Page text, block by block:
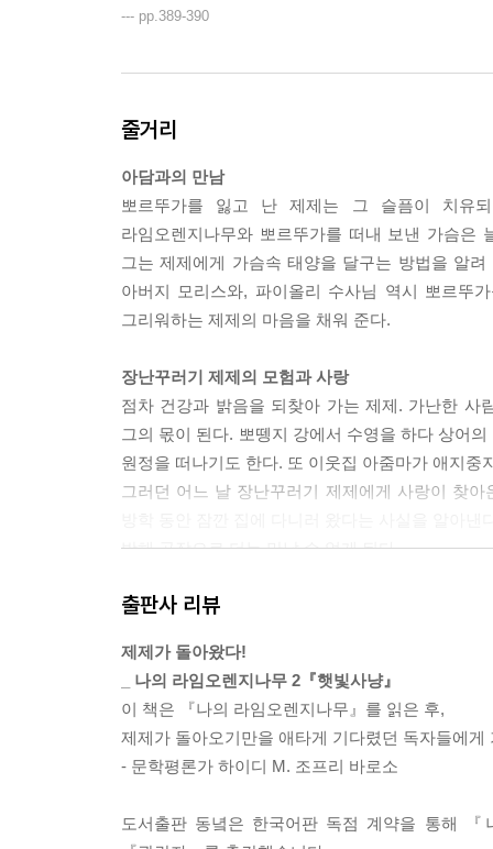
--- pp.389-390
줄거리
아담과의 만남
뽀르뚜가를 잃고 난 제제는 그 슬픔이 치유
라임오렌지나무와 뽀르뚜가를 떠내 보낸 가슴은
그는 제제에게 가슴속 태양을 달구는 방법을 알
아버지 모리스와, 파이올리 수사님 역시 뽀르뚜
그리워하는 제제의 마음을 채워 준다.
장난꾸러기 제제의 모험과 사랑
점차 건강과 밝음을 되찾아 가는 제제. 가난한 사
그의 몫이 된다. 뽀뗑지 강에서 수영을 하다 상어
원정을 떠나기도 한다. 또 이웃집 아줌마가 애지
그러던 어느 날 장난꾸러기 제제에게 사랑이 찾
방해 공작으로 더는 만날 수 없게 된다.
아담, 모리스와의 이별
사랑의 참의미를 발견하였기에 자신의 도움을
존재들이 하나둘 떠난다는 사실이 가슴 아프지만,
어느덧 중학교를 졸업하게 된 제제, 자신의 어린
출판사 리뷰
제제가 돌아왔다!
_ 나의 라임오렌지나무 2『햇빛사냥』
이 책은 『나의 라임오렌지나무』를 읽은 후,
제제가 돌아오기만을 애타게 기다렸던 독자들에게
- 문학평론가 하이디 M. 조프리 바로소
도서출판 동녘은 한국어판 독점 계약을 통해